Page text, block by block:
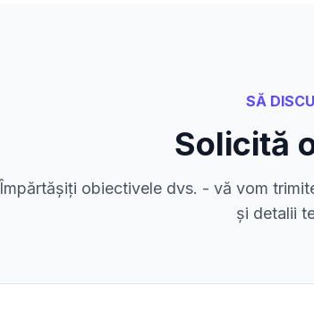
SĂ
Solicită
Împărtășiți obiectivele dvs. - vă vom
și detalii